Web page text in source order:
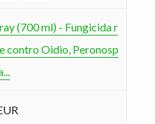
(700 ml) - Fungicida r
contro Oidio, Peronosp